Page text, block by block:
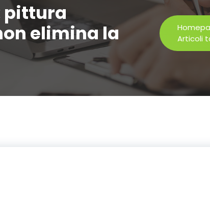
pittura
elimina la
Articoli